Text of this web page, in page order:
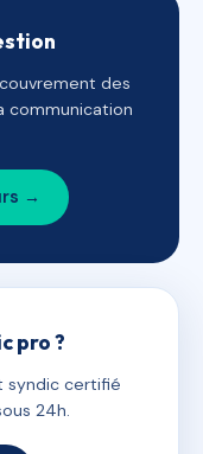
des
communication
→
pro ?
syndic certifié
24h.